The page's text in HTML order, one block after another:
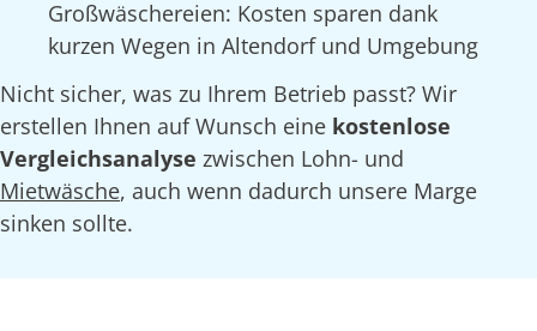
Großwäschereien: Kosten sparen dank
kurzen Wegen in Altendorf und Umgebung
Nicht sicher, was zu Ihrem Betrieb passt? Wir
erstellen Ihnen auf Wunsch eine kostenlose
Vergleichsanalyse zwischen Lohn- und
Mietwäsche, auch wenn dadurch unsere Marge
sinken sollte.